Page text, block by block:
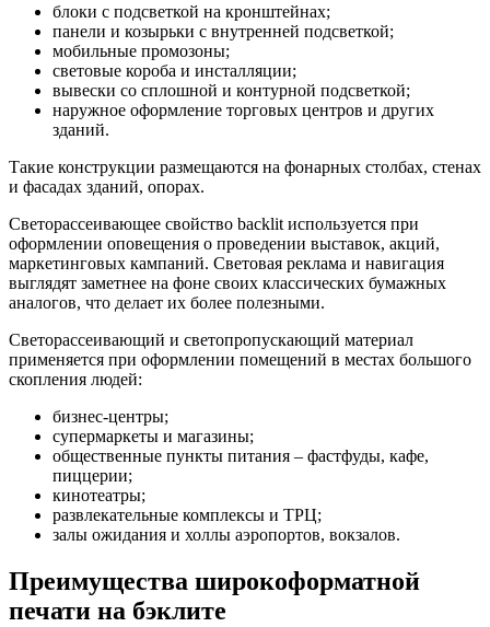
блоки с подсветкой на кронштейнах;
панели и козырьки с внутренней подсветкой;
мобильные промозоны;
световые короба и инсталляции;
вывески со сплошной и контурной подсветкой;
наружное оформление торговых центров и других
зданий.
Такие конструкции размещаются на фонарных столбах, стенах
и фасадах зданий, опорах.
Светорассеивающее свойство backlit используется при
оформлении оповещения о проведении выставок, акций,
маркетинговых кампаний. Световая реклама и навигация
выглядят заметнее на фоне своих классических бумажных
аналогов, что делает их более полезными.
Светорассеивающий и светопропускающий материал
применяется при оформлении помещений в местах большого
скопления людей:
бизнес-центры;
супермаркеты и магазины;
общественные пункты питания – фастфуды, кафе,
пиццерии;
кинотеатры;
развлекательные комплексы и ТРЦ;
залы ожидания и холлы аэропортов, вокзалов.
Преимущества широкоформатной
печати на бэклите